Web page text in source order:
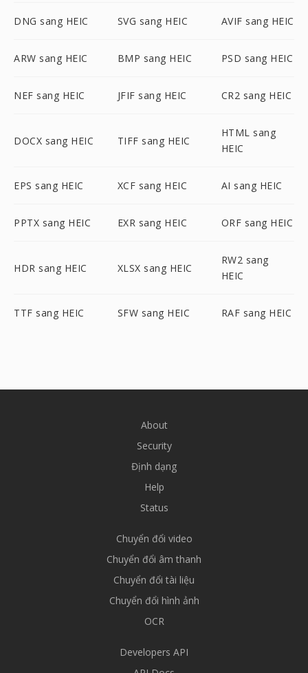
DNG sang HEIC SVG sang HEIC AVIF sang HEIC
ARW sang HEIC BMP sang HEIC PSD sang HEIC
NEF sang HEIC JFIF sang HEIC CR2 sang HEIC
DOCX sang HEIC TIFF sang HEIC
HTML sang
HEIC
EPS sang HEIC XCF sang HEIC AI sang HEIC
PPTX sang HEIC EXR sang HEIC ORF sang HEIC
HDR sang HEIC XLSX sang HEIC
RW2 sang
HEIC
TTF sang HEIC SFW sang HEIC RAF sang HEIC
About
Security
Định dạng
Help
Status
Chuyển đổi video
Chuyển đổi âm thanh
Chuyển đổi tài liệu
Chuyển đổi hình ảnh
OCR
Developers API